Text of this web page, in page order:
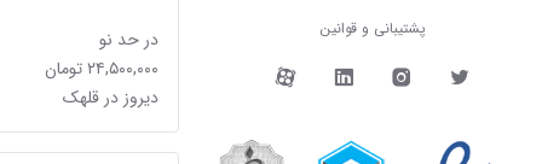
پشتیبانی و قوانین
دیوار در شبکه‌های
در حد نو
۲۴,۵۰۰,۰۰۰ تومان
دیروز در قلهک